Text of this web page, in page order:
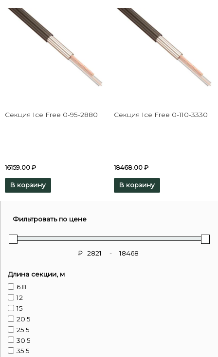
Секция Ice Free 0-95-2880
16159.00 ₽
В корзину
Секция Ice Free 0-110-3330
18468.00 ₽
В корзину
Фильтровать по цене
₽ -
Длина секции, м
6.8
12
15
20.5
25.5
30.5
35.5